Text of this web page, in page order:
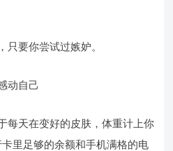
只要你尝试过嫉妒。
动自己
每天在变好的皮肤，体重计上你
里足够的余额和手机满格的电